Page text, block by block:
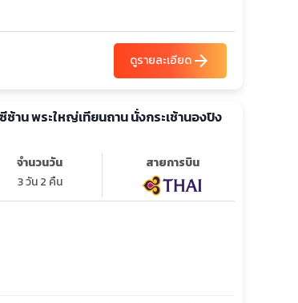
ดูรายละเอียดarrow_forward
าน พระใหญ่เทียนถาน นั่งกระเช้านองปิง
จำนวนวัน
3 วัน 2 คืน
สายการบิน